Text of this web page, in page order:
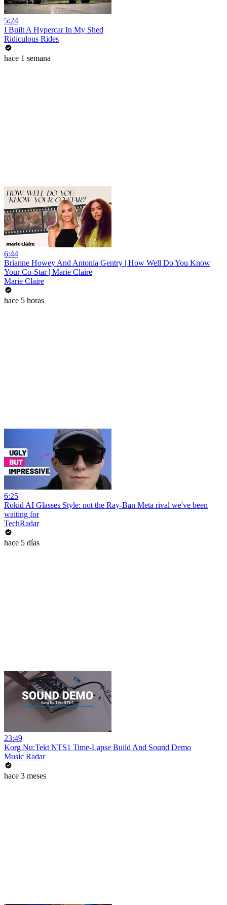
5:24
I Built A Hypercar In My Shed
Ridiculous Rides
hace 1 semana
6:44
Brianne Howey And Antonia Gentry | How Well Do You Know
Your Co-Star | Marie Claire
Marie Claire
hace 5 horas
6:25
Rokid AI Glasses Style: not the Ray-Ban Meta rival we've been
waiting for
TechRadar
hace 5 días
23:49
Korg Nu:Tekt NTS1 Time-Lapse Build And Sound Demo
Music Radar
hace 3 meses